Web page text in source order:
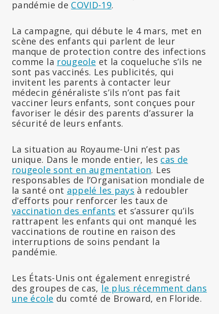
pandémie de COVID-19.
La campagne, qui débute le 4 mars, met en
scène des enfants qui parlent de leur
manque de protection contre des infections
comme la rougeole et la coqueluche s’ils ne
sont pas vaccinés. Les publicités, qui
invitent les parents à contacter leur
médecin généraliste s’ils n’ont pas fait
vacciner leurs enfants, sont conçues pour
favoriser le désir des parents d’assurer la
sécurité de leurs enfants.
La situation au Royaume-Uni n’est pas
unique. Dans le monde entier, les cas de
rougeole sont en augmentation. Les
responsables de l’Organisation mondiale de
la santé ont appelé les pays à redoubler
d’efforts pour renforcer les taux de
vaccination des enfants et s’assurer qu’ils
rattrapent les enfants qui ont manqué les
vaccinations de routine en raison des
interruptions de soins pendant la
pandémie.
Les États-Unis ont également enregistré
des groupes de cas, le plus récemment dans
une école du comté de Broward, en Floride.